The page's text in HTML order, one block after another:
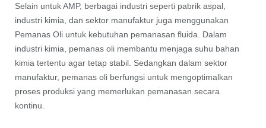
Selain untuk AMP, berbagai industri seperti pabrik aspal,
industri kimia, dan sektor manufaktur juga menggunakan
Pemanas Oli untuk kebutuhan pemanasan fluida. Dalam
industri kimia, pemanas oli membantu menjaga suhu bahan
kimia tertentu agar tetap stabil. Sedangkan dalam sektor
manufaktur, pemanas oli berfungsi untuk mengoptimalkan
proses produksi yang memerlukan pemanasan secara
kontinu.